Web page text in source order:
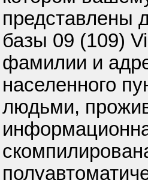
представлены
базы 09 (109)
фамилии и
населенного
людьми,